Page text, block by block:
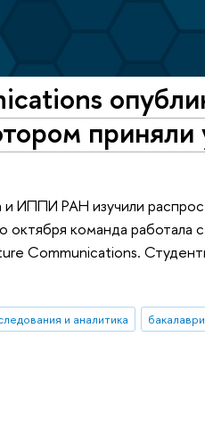
приняли
ИППИ РАН изучили
октября команда
Communications.
и аналитика